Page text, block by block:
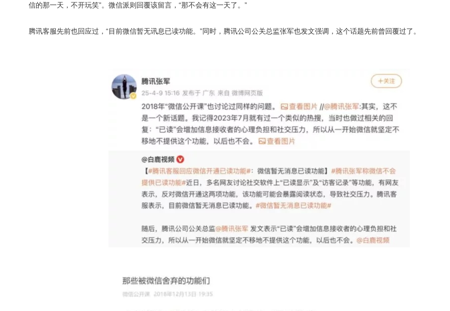
信的那一天，不开玩笑”。微信派则回覆该留言，“那不会有这一天了。”
腾讯客服先前也回应过，“目前微信暂无讯息已读功能。”同时，腾讯公司公关总监张军也发文强调，这个话题先前曾回覆过了。